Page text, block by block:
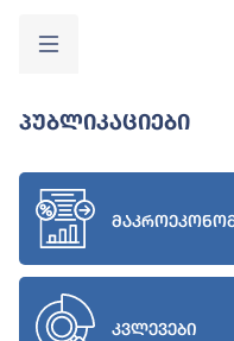
Პუბლიკაციები
კვლევები